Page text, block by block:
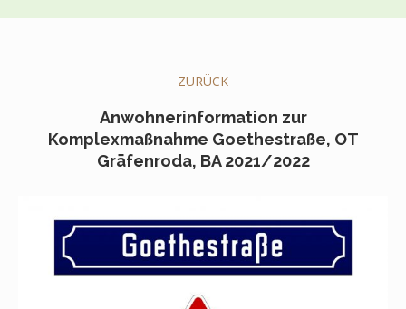
ZURÜCK
Anwohnerinformation zur
Komplexmaßnahme Goethestraße, OT
Gräfenroda, BA 2021/2022